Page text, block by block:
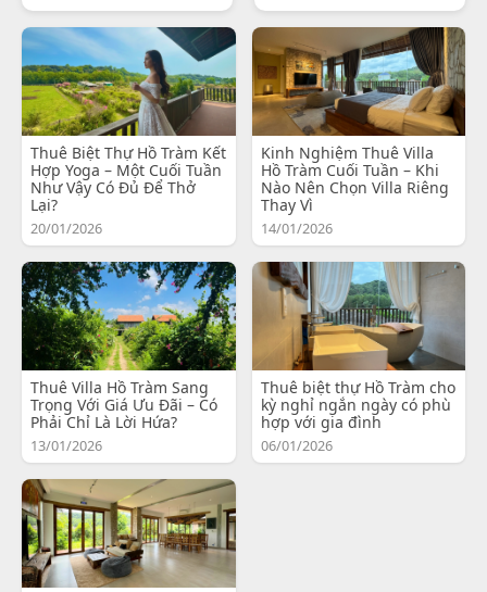
Thuê Biệt Thự Hồ Tràm Kết
Hợp Yoga – Một Cuối Tuần
Như Vậy Có Đủ Để Thở
Lại?
20/01/2026
Kinh Nghiệm Thuê Villa
Hồ Tràm Cuối Tuần – Khi
Nào Nên Chọn Villa Riêng
Thay Vì
14/01/2026
Thuê Villa Hồ Tràm Sang
Trọng Với Giá Ưu Đãi – Có
Phải Chỉ Là Lời Hứa?
13/01/2026
Thuê biệt thự Hồ Tràm cho
kỳ nghỉ ngắn ngày có phù
hợp với gia đình
06/01/2026